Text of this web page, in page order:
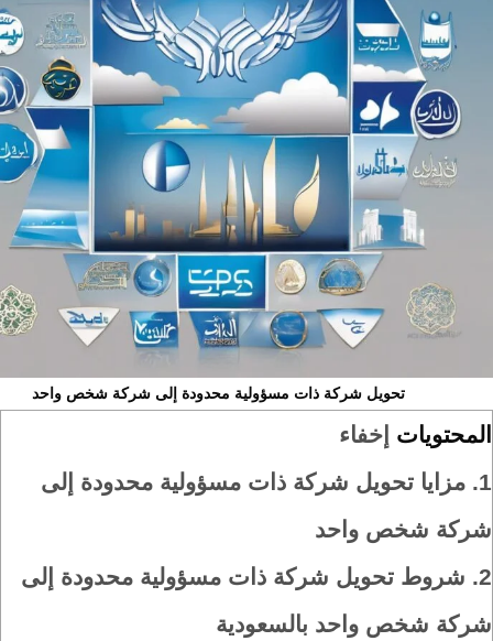
تحويل شركة ذات مسؤولية محدودة إلى شركة شخص واحد
المحتويات إخفاء
1. مزايا تحويل شركة ذات مسؤولية محدودة إلى
شركة شخص واحد
2. شروط تحويل شركة ذات مسؤولية محدودة إلى
شركة شخص واحد بالسعودية